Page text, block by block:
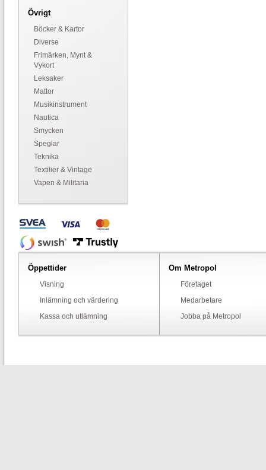
Övrigt
Böcker & Kartor
Diverse
Frimärken, Mynt &
Vykort
Leksaker
Mattor
Musikinstrument
Nautica
Smycken
Speglar
Teknika
Textilier & Vintage
Vapen & Militaria
Öppettider
Visning
Inlämning och värdering
Kassa och utlämning
Om Metropol
Företaget
Medarbetare
Jobba på Metropol